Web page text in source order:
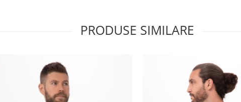
PRODUSE SIMILARE